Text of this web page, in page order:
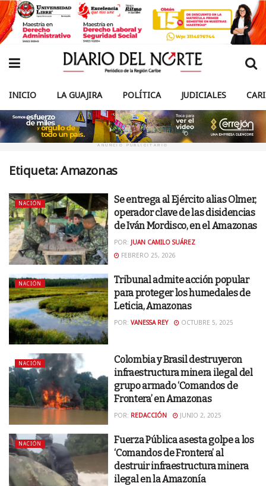
INICIO LA GUAJIRA POLÍTICA JUDICIALES
ANUNCIO PUBLICITARIO
Etiqueta:Amazonas
NACIÓN
Se entrega al Ejército alias Olmer,
operador clave de las disidencias
de Iván Mordisco, en el Amazonas
POR: JUAN CAMILO SUÁREZ
FEBRERO 25, 2026
NACIÓN
Tribunal admite acción popular
para proteger los humedales de
Leticia, Amazonas
POR: VANESSA REY OCTUBRE 5, 2025
NACIÓN
Colombia y Brasil destruyeron
infraestructura minera ilegal del
grupo armado ‘Comandos de
Frontera’ en Amazonas
POR: REDACCIÓN JUNIO 2, 2025
NACIÓN
Fuerza Pública asesta golpe a los
‘Comandos de Frontera’ al
destruir infraestructura minera
ilegal en la Amazonía